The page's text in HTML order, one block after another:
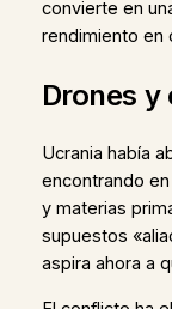
convierte en
rendimiento en
Drones y
Ucrania había
encontrando
y materias
supuestos
aspira ahora a